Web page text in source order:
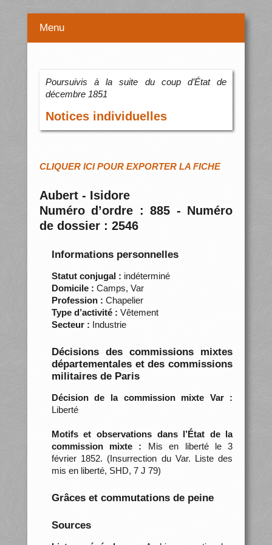
Menu
Poursuivis à la suite du coup d’État de
décembre 1851
Notices individuelles
CLIQUER ICI POUR EXPORTER LA FICHE
Aubert - Isidore
Numéro d’ordre : 885 - Numéro
de dossier : 2546
Informations personnelles
Statut conjugal : indéterminé
Domicile : Camps, Var
Profession : Chapelier
Type d’activité : Vêtement
Secteur : Industrie
Décisions des commissions mixtes
départementales et des commissions
militaires de Paris
Décision de la commission mixte Var :
Liberté
Motifs et observations dans l’État de la
commission mixte : Mis en liberté le 3
février 1852. (Insurrection du Var. Liste des
mis en liberté, SHD, 7 J 79)
Grâces et commutations de peine
Sources